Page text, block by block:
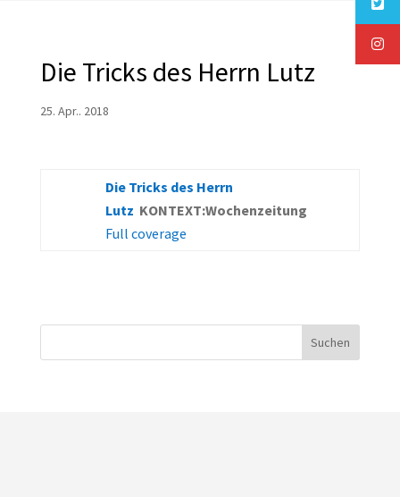
Die Tricks des Herrn Lutz
25. Apr.. 2018
Die Tricks des Herrn
Lutz KONTEXT:Wochenzeitung
Full coverage
Suchen